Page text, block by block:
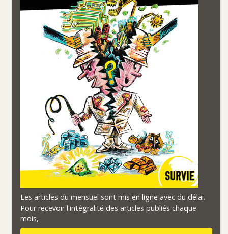
Les articles du mensuel sont mis en ligne avec du délai.
Pour recevoir l'intégralité des articles publiés chaque
mois,